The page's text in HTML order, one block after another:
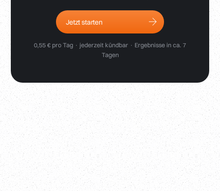
Jetzt starten
0,55 € pro Tag · jederzeit kündbar · Ergebnisse in ca. 7
Tagen